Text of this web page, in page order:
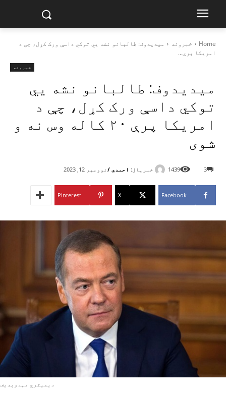
Home خبرونه
میدیدوف: طالبانو نشه یي توکي داسې ورک کړل، چې د
امریکا پرې...
خبرونه
میدیدوف: طالبانو نشه یي
توکي داسې ورک کړل، چې د
امریکا پرې ۲۰ کاله وس نه و
شوی
خبریال: احمدي / نوومبر 12, 2023 3
1439
Facebook
X
Pinterest
دیمیتري مېدوېدیف